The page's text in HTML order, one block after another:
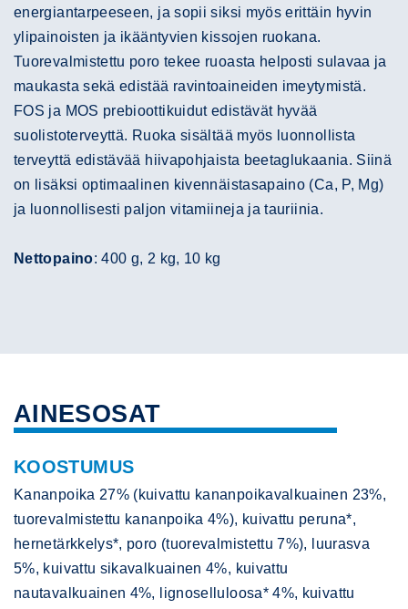
energiantarpeeseen, ja sopii siksi myös erittäin hyvin
ylipainoisten ja ikääntyvien kissojen ruokana.
Tuorevalmistettu poro tekee ruoasta helposti sulavaa ja
maukasta sekä edistää ravintoaineiden imeytymistä.
FOS ja MOS prebioottikuidut edistävät hyvää
suolistoterveyttä. Ruoka sisältää myös luonnollista
terveyttä edistävää hiivapohjaista beetaglukaania. Siinä
on lisäksi optimaalinen kivennäistasapaino (Ca, P, Mg)
ja luonnollisesti paljon vitamiineja ja tauriinia.
Nettopaino: 400 g, 2 kg, 10 kg
AINESOSAT
KOOSTUMUS
Kananpoika 27% (kuivattu kananpoikavalkuainen 23%,
tuorevalmistettu kananpoika 4%), kuivattu peruna*,
hernetärkkelys*, poro (tuorevalmistettu 7%), luurasva
5%, kuivattu sikavalkuainen 4%, kuivattu
nautavalkuainen 4%, lignoselluloosa* 4%, kuivattu